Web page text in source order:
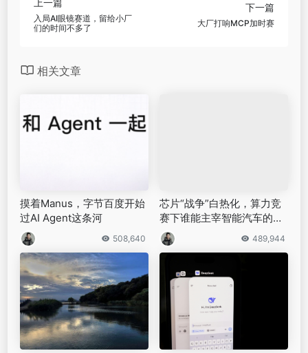
上一篇
入局AI眼镜赛道，留给小厂
们的时间不多了
下一篇
大厂打响MCP加时赛
相关文章
摸着Manus，字节百度开始
过AI Agent这条河
508,640
芯片“战争”白热化，算力竞
赛下谁能主宰智能汽车的未
来？
489,944